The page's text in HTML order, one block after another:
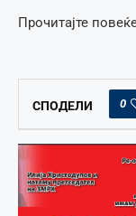
Прочитајте
СПОДЕЛИ 0